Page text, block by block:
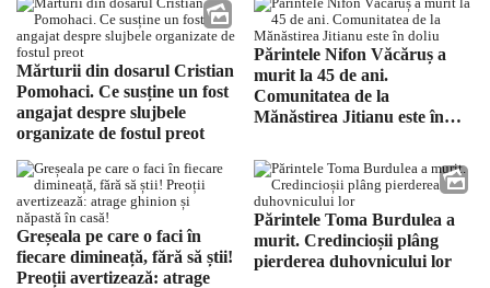
Mărturii din dosarul Cristian
Pomohaci. Ce susține un fost
angajat despre slujbele
organizate de fostul preot
Părintele Nifon Văcăruș a
murit la 45 de ani.
Comunitatea de la
Mănăstirea Jitianu este în
Greșeala pe care o faci în
fiecare dimineață, fără să știi!
Preoții avertizează: atrage
Părintele Toma Burdulea a
murit. Credincioșii plâng
pierderea duhovnicului lor